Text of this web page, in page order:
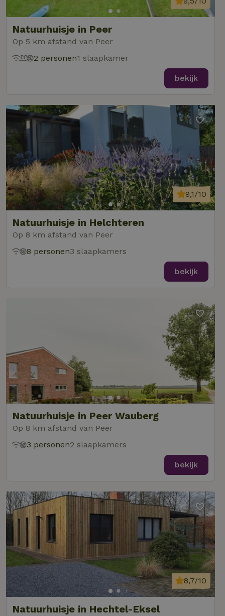
Natuurhuisje in Peer
Op 5 km afstand van Peer
2 personen1 slaapkamer
bekijk
Natuurhuisje in Helchteren
Op 8 km afstand van Peer
9,1/10
8 personen3 slaapkamers
bekijk
Natuurhuisje in Peer Wauberg
Op 8 km afstand van Peer
3 personen2 slaapkamers
bekijk
Natuurhuisje in Hechtel-Eksel
8,7/10